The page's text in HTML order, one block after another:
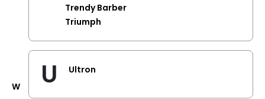
W
Trendy Barber
Triumph
U Ultron